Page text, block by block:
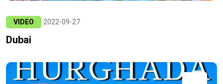
VIDEO 2022-09-27
Dubai